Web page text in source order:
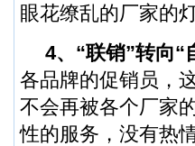
眼花缭乱的厂家的
4、“联销”转向“
各品牌的促销员，
不会再被各个厂家
性的服务，没有热